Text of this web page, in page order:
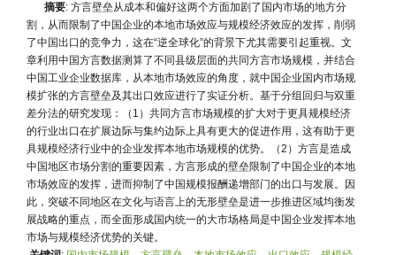
摘要: 方言壁垒从成本和偏好这两个方面加剧了国内市场的地方分
割，从而限制了中国企业的本地市场效应与规模经济效应的发挥，削弱
了中国出口的竞争力，这在“逆全球化”的背景下尤其需要引起重视。文
章利用中国方言数据测算了不同县级层面的共同方言市场规模，并结合
中国工业企业数据库，从本地市场效应的角度，就中国企业国内市场规
模扩张的方言壁垒及其出口效应进行了实证分析。基于分组回归与双重
差分法的研究发现：（1）共同方言市场规模的扩大对于更具规模经济
的行业出口在扩展边际与集约边际上具有更大的促进作用，这有助于更
具规模经济行业中的企业发挥本地市场规模的优势。（2）方言是造成
中国地区市场分割的重要因素，方言形成的壁垒限制了中国企业的本地
市场效应的发挥，进而抑制了中国规模报酬递增部门的出口与发展。因
此，突破不同地区在文化与语言上的无形壁垒是进一步推进区域均衡发
展战略的重点，而全面形成国内统一的大市场格局是中国企业发挥本地
市场与规模经济优势的关键。